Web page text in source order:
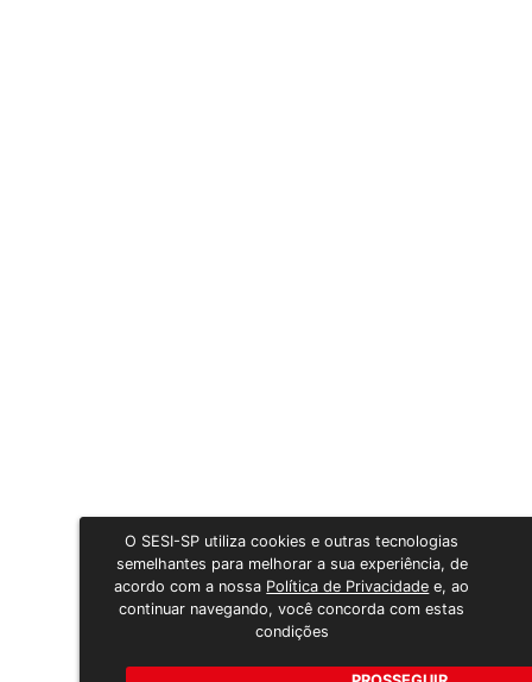
O SESI-SP utiliza cookies e outras tecnologias
semelhantes para melhorar a sua experiência, de
acordo com a nossa Política de Privacidade e, ao
continuar navegando, você concorda com estas
condições